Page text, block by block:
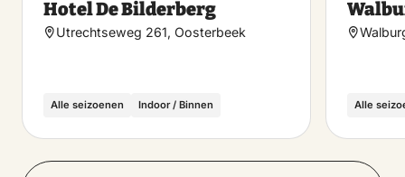
Hotel De Bilderberg
Utrechtseweg 261, Oosterbeek
Alle seizoenen Indoor / Binnen Alle